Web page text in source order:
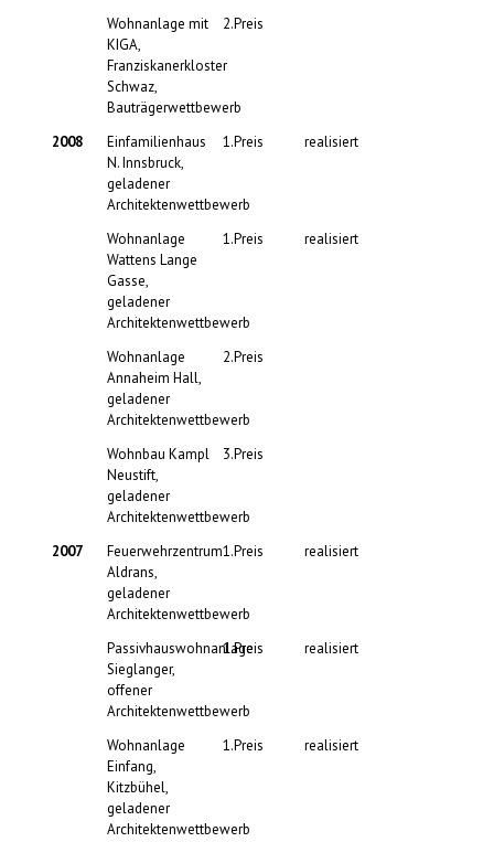
Wohnanlage mit
KIGA,
Franziskanerkloster
Schwaz,
Bauträgerwettbewerb
2.Preis
2008
Einfamilienhaus
N. Innsbruck,
geladener
Architektenwettbewerb
1.Preis realisiert
Wohnanlage
Wattens Lange
Gasse,
geladener
Architektenwettbewerb
1.Preis realisiert
Wohnanlage
Annaheim Hall,
geladener
Architektenwettbewerb
2.Preis
Wohnbau Kampl
Neustift,
geladener
Architektenwettbewerb
3.Preis
2007
Feuerwehrzentrum
Aldrans,
geladener
Architektenwettbewerb
1.Preis realisiert
Passivhauswohnanlage
Sieglanger,
offener
Architektenwettbewerb
1.Preis realisiert
Wohnanlage
Einfang,
Kitzbühel,
geladener
Architektenwettbewerb
1.Preis realisiert